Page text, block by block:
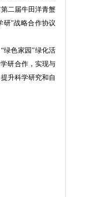
二届牛田洋青蟹
研”战略合作协议
绿色家园”绿化活
研合作，实现与
升科学研究和自